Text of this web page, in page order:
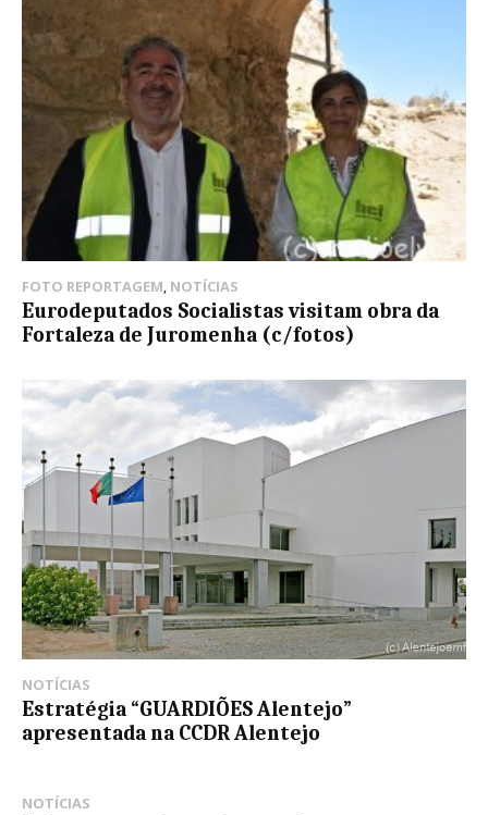
FOTO REPORTAGEM, NOTÍCIAS
Eurodeputados Socialistas visitam obra da
Fortaleza de Juromenha (c/fotos)
NOTÍCIAS
Estratégia “GUARDIÕES Alentejo”
apresentada na CCDR Alentejo
NOTÍCIAS